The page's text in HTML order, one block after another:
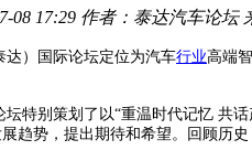
08 17:29 作者：泰达汽车论坛
达）国际论坛定位为汽车行业高端
坛特别策划了以“重温时代记忆 共
趋势，提出期待和希望。回顾历